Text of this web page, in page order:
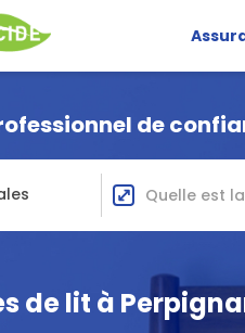
de
de lit à